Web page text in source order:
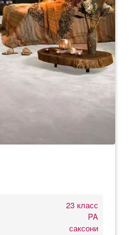
23 класс
PA
саксони